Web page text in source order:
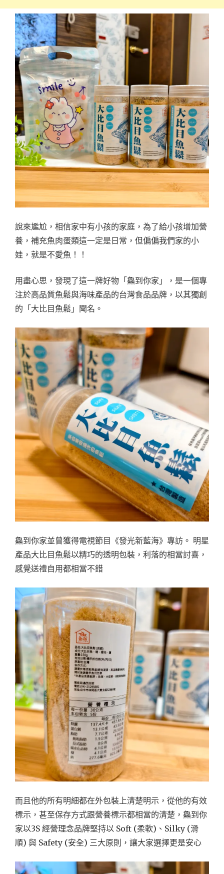
說來尷尬，相信家中有小孩的家庭，為了給小孩增加營
養，補充魚肉蛋類這一定是日常，但偏偏我們家的小
娃，就是不愛魚！！
用盡心思，發現了這一牌好物「鱻到你家」，是一個專
注於高品質魚鬆與海味產品的台灣食品品牌，以其獨創
的「大比目魚鬆」聞名。
鱻到你家並曾獲得電視節目《發光新藍海》專訪。 明星
產品大比目魚鬆以精巧的透明包裝，利落的相當討喜，
感覺送禮自用都相當不錯
而且他的所有明細都在外包裝上清楚明示，從他的有效
標示，甚至保存方式跟營養標示都相當的清楚，鱻到你
家以3S 經營理念品牌堅持以 Soft (柔軟)、Silky (滑
順) 與 Safety (安全) 三大原則，讓大家選擇更是安心